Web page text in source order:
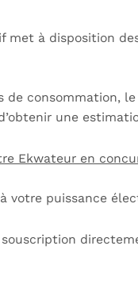
met à disposition
consommation, le
une
Ekwateur en
votre puissance
souscription